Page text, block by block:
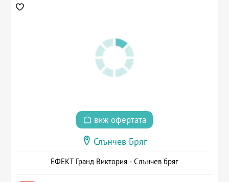
виж офертата
Слънчев Бряг
ЕФЕКТ Гранд Виктория - Слънчев бряг